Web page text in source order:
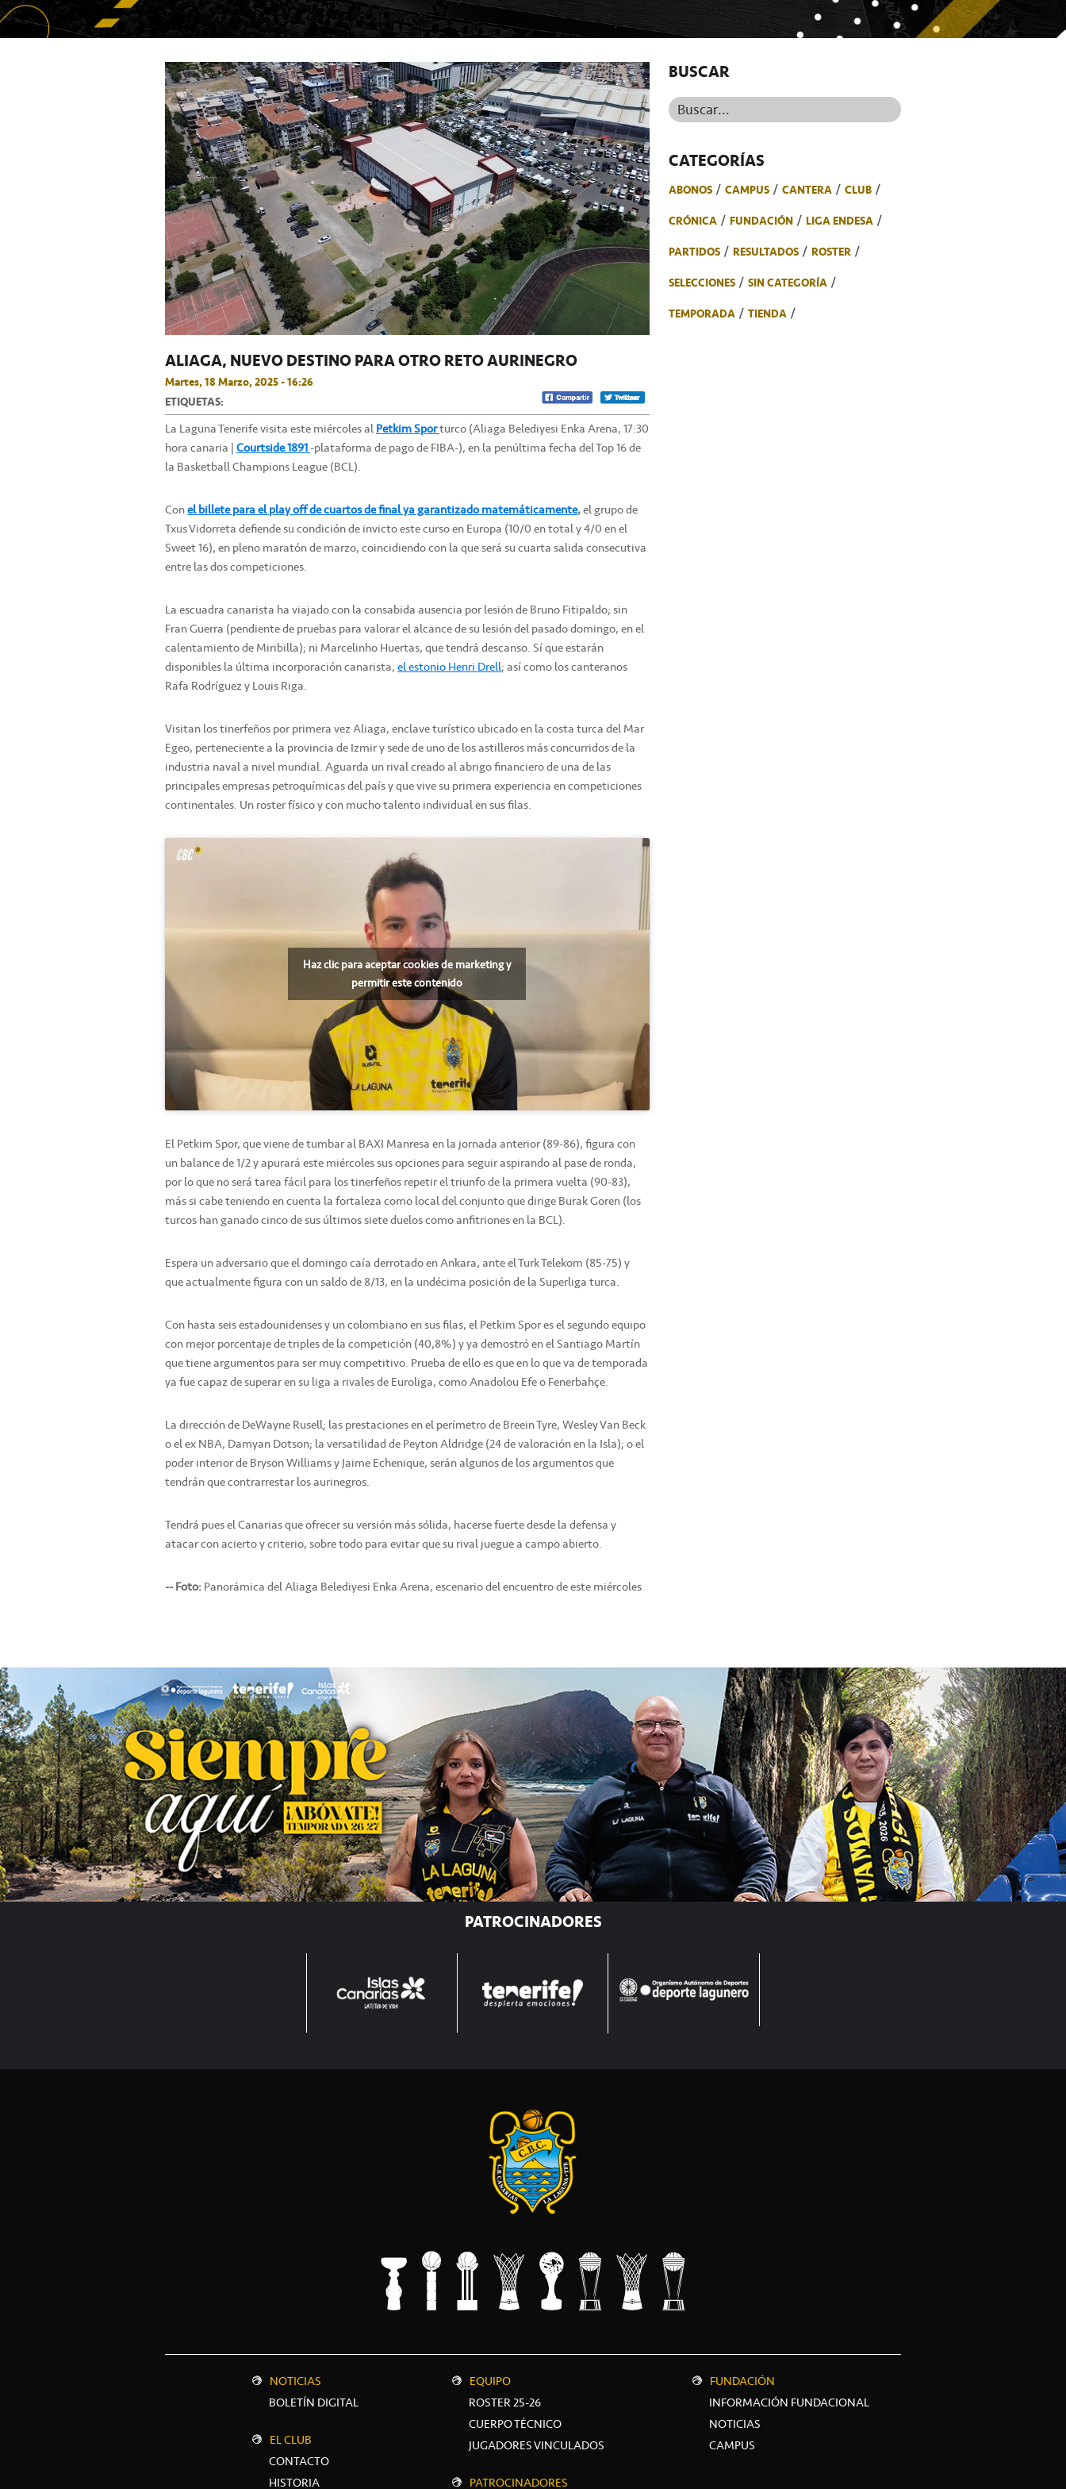
ALIAGA, NUEVO DESTINO PARA OTRO RETO AURINEGRO
Martes, 18 Marzo, 2025 - 16:26
ETIQUETAS:
La Laguna Tenerife visita este miércoles alPetkim Sporturco (Aliaga Belediyesi Enka Arena, 17:30
hora canaria |Courtside 1891-plataforma de pago de FIBA-), en la penúltima fecha del Top 16 de
la Basketball Champions League (BCL).
Conel billete para el play off de cuartos de final ya garantizado matemáticamente,el grupo de
Txus Vidorreta defiende su condición de invicto este curso en Europa (10/0 en total y 4/0 en el
Sweet 16), en pleno maratón de marzo, coincidiendo con la que será su cuarta salida consecutiva
entre las dos competiciones.
La escuadra canarista ha viajado con la consabida ausencia por lesión de Bruno Fitipaldo; sin
Fran Guerra (pendiente de pruebas para valorar el alcance de su lesión del pasado domingo, en el
calentamiento de Miribilla); ni Marcelinho Huertas, que tendrá descanso. Sí que estarán
disponibles la última incorporación canarista,el estonio Henri Drell; así como los canteranos
Rafa Rodríguez y Louis Riga.
Visitan los tinerfeños por primera vez Aliaga, enclave turístico ubicado en la costa turca del Mar
Egeo, perteneciente a la provincia de Izmir y sede de uno de los astilleros más concurridos de la
industria naval a nivel mundial. Aguarda un rival creado al abrigo financiero de una de las
principales empresas petroquímicas del país y que vive su primera experiencia en competiciones
continentales. Un roster físico y con mucho talento individual en sus filas.
Haz clic para aceptar cookies de marketing y
permitir este contenido
El Petkim Spor, que viene de tumbar al BAXI Manresa en la jornada anterior (89-86), figura con
un balance de 1/2 y apurará este miércoles sus opciones para seguir aspirando al pase de ronda,
por lo que no será tarea fácil para los tinerfeños repetir el triunfo de la primera vuelta (90-83),
más si cabe teniendo en cuenta la fortaleza como local del conjunto que dirige Burak Goren (los
turcos han ganado cinco de sus últimos siete duelos como anfitriones en la BCL).
Espera un adversario que el domingo caía derrotado en Ankara, ante el Turk Telekom (85-75) y
que actualmente figura con un saldo de 8/13, en la undécima posición de la Superliga turca.
Con hasta seis estadounidenses y un colombiano en sus filas, el Petkim Spor es el segundo equipo
con mejor porcentaje de triples de la competición (40,8%) y ya demostró en el Santiago Martín
que tiene argumentos para ser muy competitivo. Prueba de ello es que en lo que va de temporada
ya fue capaz de superar en su liga a rivales de Euroliga, como Anadolou Efe o Fenerbahçe.
La dirección de DeWayne Rusell; las prestaciones en el perímetro de Breein Tyre, Wesley Van Beck
o el ex NBA, Damyan Dotson; la versatilidad de Peyton Aldridge (24 de valoración en la Isla); o el
poder interior de Bryson Williams y Jaime Echenique, serán algunos de los argumentos que
tendrán que contrarrestar los aurinegros.
Tendrá pues el Canarias que ofrecer su versión más sólida, hacerse fuerte desde la defensa y
atacar con acierto y criterio, sobre todo para evitar que su rival juegue a campo abierto.
-- Foto:Panorámica del Aliaga Belediyesi Enka Arena, escenario del encuentro de este miércoles
BUSCAR
Buscar...
CATEGORÍAS
ABONOS CAMPUS CANTERA
CLUB
CRÓNICA
FUNDACIÓN
LIGA ENDESA
PARTIDOS
RESULTADOS
ROSTER
SELECCIONES
SIN CATEGORÍA
TEMPORADA
TIENDA
PATROCINADORES
NOTICIAS
BOLETÍN DIGITAL
EL CLUB
CONTACTO
HISTORIA
EQUIPO
ROSTER 25-26
CUERPO TÉCNICO
JUGADORES VINCULADOS
PATROCINADORES
FUNDACIÓN
INFORMACIÓN FUNDACIONAL
NOTICIAS
CAMPUS